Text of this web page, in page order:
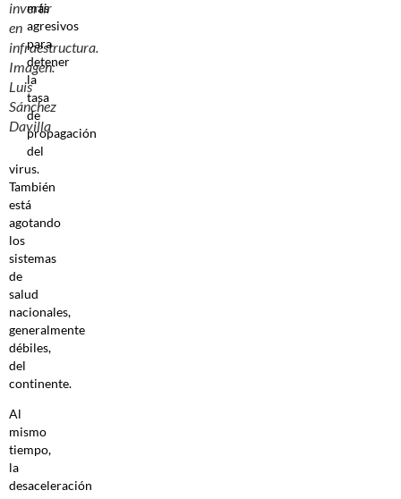
invertir
en
infraestructura.
Imagen:
Luis
Sánchez
Davilla
más
agresivos
para
detener
la
tasa
de
propagación
del
virus.
También
está
agotando
los
sistemas
de
salud
nacionales,
generalmente
débiles,
del
continente.
Al
mismo
tiempo,
la
desaceleración